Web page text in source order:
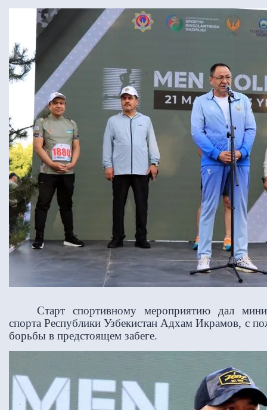
Старт спортивному мероприятию дал
спорта Республики Узбекистан Адхам Икрамов, с
борьбы в предстоящем забеге.